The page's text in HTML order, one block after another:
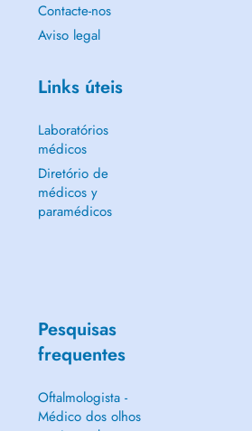
Contacte-nos
Aviso legal
Links úteis
Laboratórios
médicos
Diretório de
médicos y
paramédicos
Pesquisas
frequentes
Oftalmologista -
Médico dos olhos